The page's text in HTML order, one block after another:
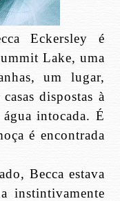
Eckersley é
Lake, uma
um lugar,
dispostas à
intocada. É
é encontrada
Becca estava
instintivamente